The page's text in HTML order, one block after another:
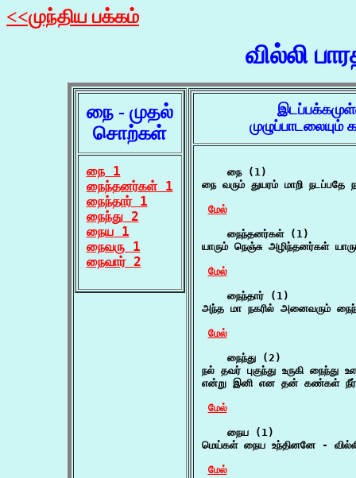
<<முந்திய பக்கம்
வில்லி
நை - முதல்
சொற்கள்
நை 1
நைந்தனர்கள் 1
நைந்தார் 1
நைந்து 2
நைய 1
நைவரு 1
நைவார் 2
    நை (1)
நை வரும் துயரம் மாறி
மேல்
    நைந்தனர்கள் (1)
யாரும் நெஞ்சு அழிந்தனர்கள்
மேல்
    நைந்தார் (1)
அந்த மா நகரில் அனைவரும்
மேல்
    நைந்து (2)
நல் தவர் புகுந்து உருகி நைந்து
என்று இனி என தன் கண்கள் நீர்
மேல்
    நைய (1)
மெய்கள் நைய உந்தினனே -
மேல்